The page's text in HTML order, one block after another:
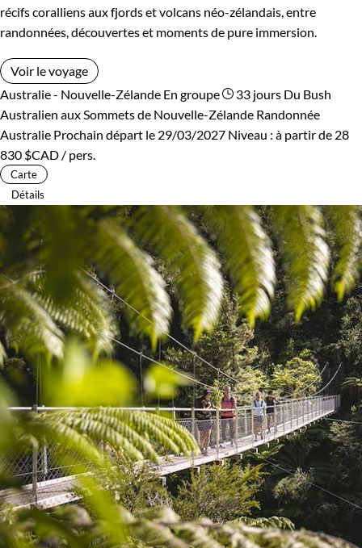
récifs coralliens aux fjords et volcans néo-zélandais, entre
randonnées, découvertes et moments de pure immersion.
Voir le voyage
Australie - Nouvelle-Zélande En groupe 33 jours Du Bush
Australien aux Sommets de Nouvelle-Zélande Randonnée
Australie Prochain départ le 29/03/2027 Niveau : à partir de 28
830 $CAD / pers.
Carte
Détails